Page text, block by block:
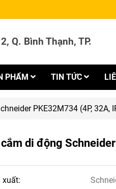
Q. Bình Thạnh, TP.
PHẨM TIN TỨC
PKE32M734 (4P, 32A,
di động
xuất: